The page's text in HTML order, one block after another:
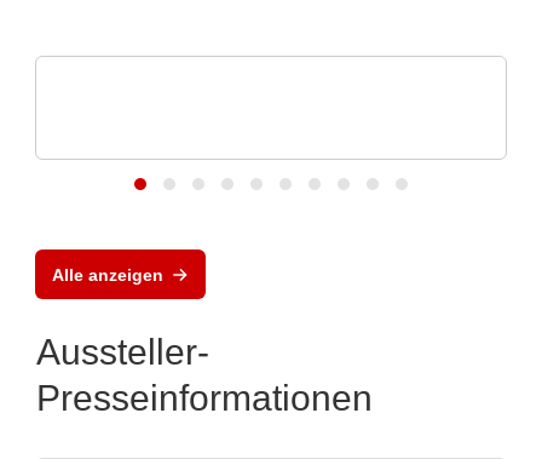
Alle anzeigen
Aussteller-
Presseinformationen